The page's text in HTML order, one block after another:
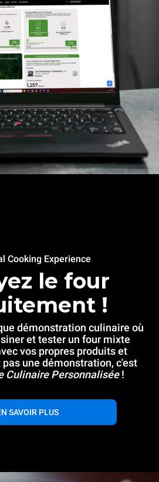
Cooking Experience
le four
!
démonstration culinaire où
et tester un four mixte
vos propres produits et
pas une démonstration, c'est
Culinaire Personnalisée!
SAVOIR PLUS